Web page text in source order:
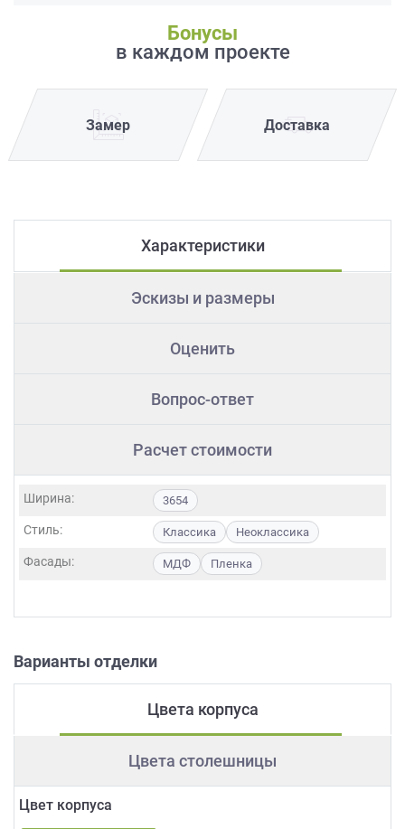
Бонусы
в каждом проекте
Замер Доставка
Характеристики
Эскизы и размеры
Оценить
Вопрос-ответ
Расчет стоимости
Ширина: 3654
Стиль: Классика Неоклассика
Фасады: МДФ Пленка
Варианты отделки
Цвета корпуса
Цвета столешницы
Цвет корпуса